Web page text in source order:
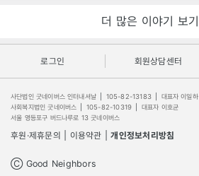
더 많은 이야기 보기
로그인 회원상담센터
사단법인 굿네이버스 인터내셔날 105-82-13183
대표자 이일하
사회복지법인 굿네이버스
105-82-10319
대표자 이호균
서울 영등포구 버드나루로 13 굿네이버스
후원·제휴문의 이용약관 개인정보처리방침
Ⓒ Good Neighbors